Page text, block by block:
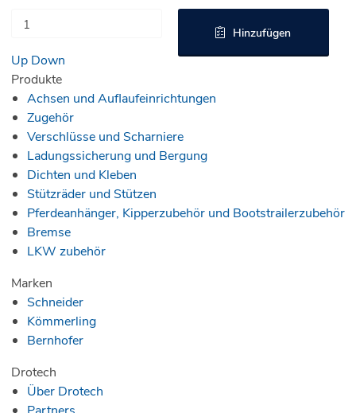
Up Down
Hinzufügen
Produkte
Achsen und Auflaufeinrichtungen
Zugehör
Verschlüsse und Scharniere
Ladungssicherung und Bergung
Dichten und Kleben
Stützräder und Stützen
Pferdeanhänger, Kipperzubehör und Bootstrailerzubehör
Bremse
LKW zubehör
Marken
Schneider
Kömmerling
Bernhofer
Drotech
Über Drotech
Partners